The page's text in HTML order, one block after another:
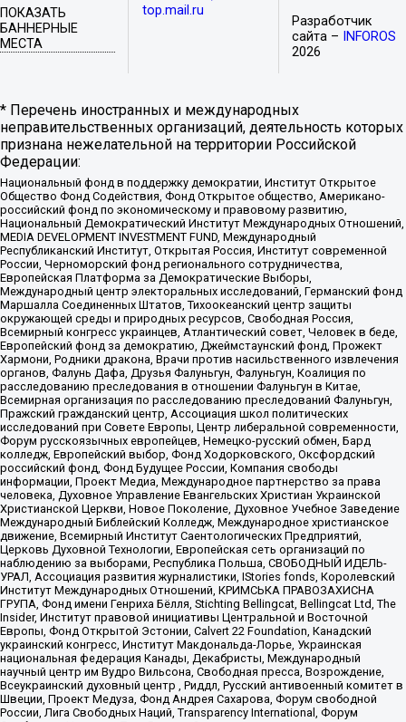
ПОКАЗАТЬ
БАННЕРНЫЕ
МЕСТА
top.mail.ru
Разработчик
сайта –
INFOROS
2026
* Перечень иностранных и международных
неправительственных организаций, деятельность которых
признана нежелательной на территории Российской
Федерации:
Национальный фонд в поддержку демократии, Институт Открытое
Общество Фонд Содействия, Фонд Открытое общество, Американо-
российский фонд по экономическому и правовому развитию,
Национальный Демократический Институт Международных Отношений,
MEDIA DEVELOPMENT INVESTMENT FUND, Международный
Республиканский Институт, Открытая Россия, Институт современной
России, Черноморский фонд регионального сотрудничества,
Европейская Платформа за Демократические Выборы,
Международный центр электоральных исследований, Германский фонд
Маршалла Соединенных Штатов, Тихоокеанский центр защиты
окружающей среды и природных ресурсов, Свободная Россия,
Всемирный конгресс украинцев, Атлантический совет, Человек в беде,
Европейский фонд за демократию, Джеймстаунский фонд, Прожект
Хармони, Родники дракона, Врачи против насильственного извлечения
органов, Фалунь Дафа, Друзья Фалуньгун, Фалуньгун, Коалиция по
расследованию преследования в отношении Фалуньгун в Китае,
Всемирная организация по расследованию преследований Фалуньгун,
Пражский гражданский центр, Ассоциация школ политических
исследований при Совете Европы, Центр либеральной современности,
Форум русскоязычных европейцев, Немецко-русский обмен, Бард
колледж, Европейский выбор, Фонд Ходорковского, Оксфордский
российский фонд, Фонд Будущее России, Компания свободы
информации, Проект Медиа, Международное партнерство за права
человека, Духовное Управление Евангельских Христиан Украинской
Христианской Церкви, Новое Поколение, Духовное Учебное Заведение
Международный Библейский Колледж, Международное христианское
движение, Всемирный Институт Саентологических Предприятий,
Церковь Духовной Технологии, Европейская сеть организаций по
наблюдению за выборами, Республика Польша, СВОБОДНЫЙ ИДЕЛЬ-
УРАЛ, Ассоциация развития журналистики, IStories fonds, Королевский
Институт Международных Отношений, КРИМСЬКА ПРАВОЗАХИСНА
ГРУПА, Фонд имени Генриха Бёлля, Stichting Bellingcat, Bellingcat Ltd, The
Insider, Институт правовой инициативы Центральной и Восточной
Европы, Фонд Открытой Эстонии, Calvert 22 Foundation, Канадский
украинский конгресс, Институт Макдональда-Лорье, Украинская
национальная федерация Канады, Декабристы, Международный
научный центр им Вудро Вильсона, Свободная пресса, Возрождение,
Всеукраинский духовный центр , Риддл, Русский антивоенный комитет в
Швеции, Проект Медуза, Фонд Андрея Сахарова, Форум свободной
России, Лига Свободных Наций, Transparеncy International, Форум